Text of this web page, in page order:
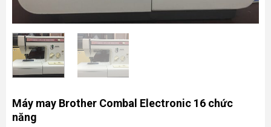
Máy may Brother Combal Electronic 16 chức
năng